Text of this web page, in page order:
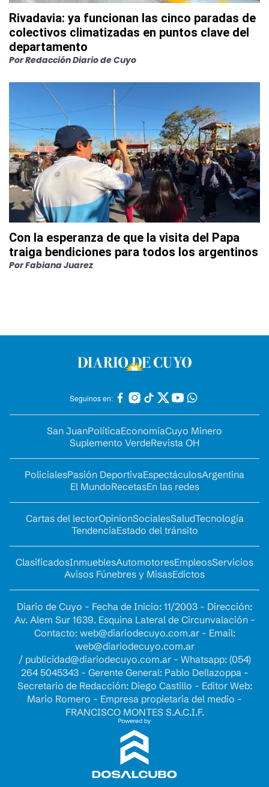
Rivadavia: ya funcionan las cinco paradas de
colectivos climatizadas en puntos clave del
departamento
PorRedacción Diario de Cuyo
Con la esperanza de que la visita del Papa
traiga bendiciones para todos los argentinos
PorFabiana Juarez
Seguinos en:
San JuanPolíticaEconomíaCuyo Minero
Suplemento VerdeRevista OH
PolicialesPasión DeportivaEspectáculosArgentina
El MundoRecetasEn las redes
Cartas del lectorOpinionSocialesSaludTecnología
TendenciaEstado del tránsito
ClasificadosInmueblesAutomotoresEmpleosServicios
Avisos Fúnebres y MisasEdictos
Diario de Cuyo - Fecha de Inicio: 11/2003 - Dirección:
Av. Alem Sur 1639. Esquina Lateral de Circunvalación -
Contacto: web@diariodecuyo.com.ar- Email:
web@diariodecuyo.com.ar
/ publicidad@diariodecuyo.com.ar- Whatsapp: (054)
264 5045343 - Gerente General: Pablo Dellazoppa -
Secretario de Redacción: Diego Castillo - Editor Web:
Mario Romero - Empresa propietaria del medio -
FRANCISCO MONTES S.A.C.I.F.